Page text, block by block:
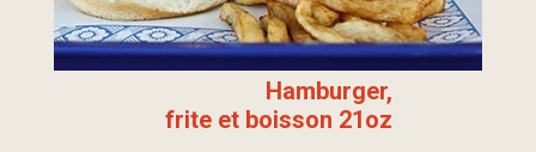
Hamburger,
frite et boisson 21oz